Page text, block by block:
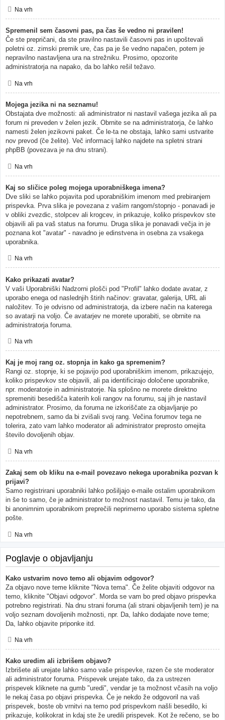
Na vrh
Spremenil sem časovni pas, pa čas še vedno ni pravilen!
Če ste prepričani, da ste pravilno nastavili časovni pas in upoštevali
poletni oz. zimski premik ure, čas pa je še vedno napačen, potem je
nepravilno nastavljena ura na strežniku. Prosimo, opozorite
administratorja na napako, da bo lahko rešil težavo.
Na vrh
Mojega jezika ni na seznamu!
Obstajata dve možnosti: ali administrator ni nastavil vašega jezika ali pa
forum ni preveden v želen jezik. Obrnite se na administratorja, če lahko
namesti želen jezikovni paket. Če le-ta ne obstaja, lahko sami ustvarite
nov prevod (če želite). Več informacij lahko najdete na spletni strani
phpBB (povezava je na dnu strani).
Na vrh
Kaj so sličice poleg mojega uporabniškega imena?
Dve sliki se lahko pojavita pod uporabniškim imenom med prebiranjem
prispevka. Prva slika je povezana z vašim rangom/stopnjo - ponavadi je
v obliki zvezdic, stolpcev ali krogcev, in prikazuje, koliko prispevkov ste
objavili ali pa vaš status na forumu. Druga slika je ponavadi večja in je
poznana kot "avatar" - navadno je edinstvena in osebna za vsakega
uporabnika.
Na vrh
Kako prikazati avatar?
V vaši Uporabniški Nadzorni plošči pod "Profil" lahko dodate avatar, z
uporabo enega od naslednjih štirih načinov: gravatar, galerija, URL ali
naložitev. To je odvisno od administratorja, da izbere način na katerega
so avatarji na voljo. Če avatarjev ne morete uporabiti, se obrnite na
administratorja foruma.
Na vrh
Kaj je moj rang oz. stopnja in kako ga spremenim?
Rangi oz. stopnje, ki se pojavijo pod uporabniškim imenom, prikazujejo,
koliko prispevkov ste objavili, ali pa identificirajo določene uporabnike,
npr. moderatorje in administratorje. Na splošno ne morete direktno
spremeniti besedišča katerih koli rangov na forumu, saj jih je nastavil
administrator. Prosimo, da foruma ne izkoriščate za objavljanje po
nepotrebnem, samo da bi zvišali svoj rang. Večina forumov tega ne
tolerira, zato vam lahko moderator ali administrator preprosto omejita
število dovoljenih objav.
Na vrh
Zakaj sem ob kliku na e-mail povezavo nekega uporabnika pozvan k
prijavi?
Samo registrirani uporabniki lahko pošiljajo e-maile ostalim uporabnikom
in še to samo, če je administrator to možnost nastavil. Temu je tako, da
bi anonimnim uporabnikom preprečili neprimerno uporabo sistema spletne
pošte.
Na vrh
Poglavje o objavljanju
Kako ustvarim novo temo ali objavim odgovor?
Za objavo nove teme kliknite "Nova tema". Če želite objaviti odgovor na
temo, kliknite "Objavi odgovor". Morda se vam bo pred objavo prispevka
potrebno registrirati. Na dnu strani foruma (ali strani objavljenih tem) je na
voljo seznam dovoljenih možnosti, npr. Da, lahko dodajate nove teme;
Da, lahko objavite priponke itd.
Na vrh
Kako uredim ali izbrišem objavo?
Izbrišete ali urejate lahko samo vaše prispevke, razen če ste moderator
ali administrator foruma. Prispevek urejate tako, da za ustrezen
prispevek kliknete na gumb "uredi", vendar je ta možnost včasih na voljo
le nekaj časa po objavi prispevka. Če je nekdo že odgovoril na vaš
prispevek, boste ob vrnitvi na temo pod prispevkom našli besedilo, ki
prikazuje, kolikokrat in kdaj ste že uredili prispevek. Kot že rečeno, se bo